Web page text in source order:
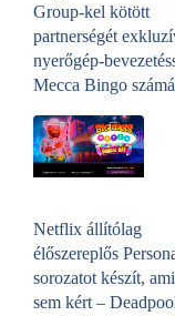
Group-kel kötött
partnerségét
nyerőgép-
Mecca Bingo
Netflix állítólag
élőszereplős
sorozatot készít,
sem kért –